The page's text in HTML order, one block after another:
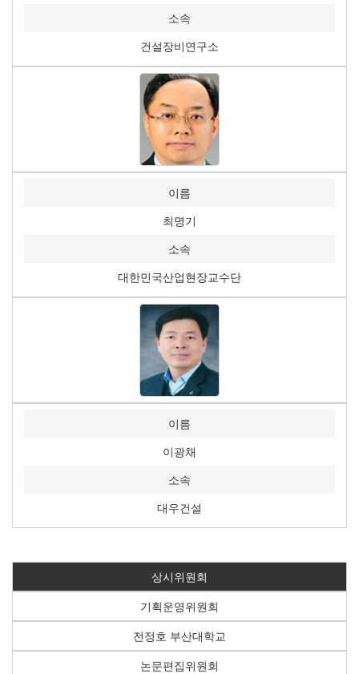
소속
건설장비연구소
이름
최명기
소속
대한민국산업현장교수단
이름
이광채
소속
대우건설
상시위원회
기획운영위원회
전정호 부산대학교
논문편집위원회